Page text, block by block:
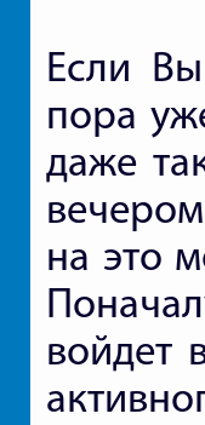
Если
пора
даже
на это
войдет